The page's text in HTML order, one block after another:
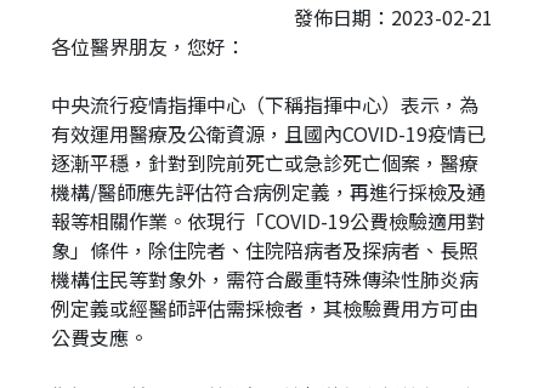
短
頁
發佈日期：2023-02-21
各位醫界朋友，您好：
中央流行疫情指揮中心（下稱指揮中心）表示，為
有效運用醫療及公衛資源，且國內COVID-19疫情已
逐漸平穩，針對到院前死亡或急診死亡個案，醫療
機構/醫師應先評估符合病例定義，再進行採檢及通
報等相關作業。依現行「COVID-19公費檢驗適用對
象」條件，除住院者、住院陪病者及探病者、長照
機構住民等對象外，需符合嚴重特殊傳染性肺炎病
例定義或經醫師評估需採檢者，其檢驗費用方可由
公費支應。